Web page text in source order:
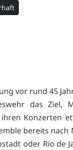
vor rund 45
das Ziel,
Konzerten
bereits nach
oder Rio de